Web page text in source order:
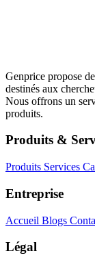
Genprice propose
destinés aux
Nous offrons un
produits.
Produits &
Produits Services
Entreprise
Accueil Blogs
Légal